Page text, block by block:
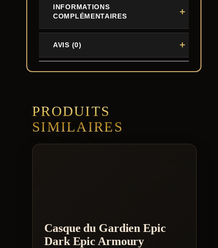
INFORMATIONS
COMPLÉMENTAIRES
AVIS (0)
PRODUITS
SIMILAIRES
Casque du Gardien Epic
Dark Epic Armoury